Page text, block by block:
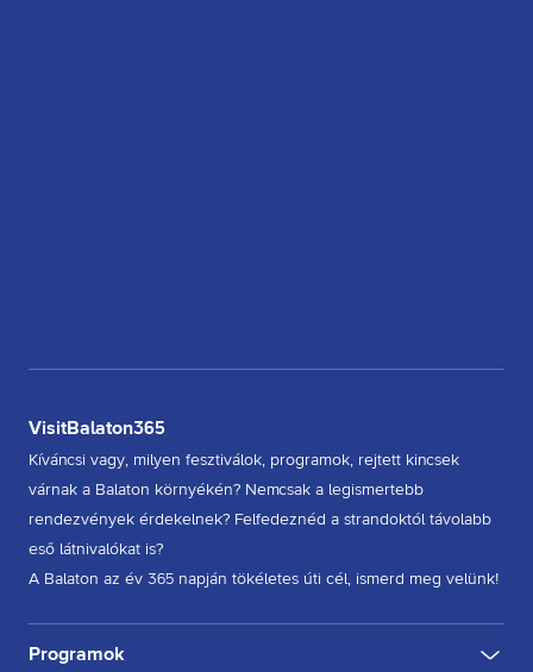
VisitBalaton365
Kíváncsi vagy, milyen fesztiválok, programok, rejtett kincsek
várnak a Balaton környékén? Nemcsak a legismertebb
rendezvények érdekelnek? Felfedeznéd a strandoktól távolabb
eső látnivalókat is?
A Balaton az év 365 napján tökéletes úti cél, ismerd meg velünk!
Programok